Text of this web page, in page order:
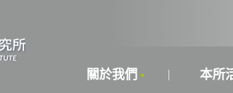
關於我們 本所